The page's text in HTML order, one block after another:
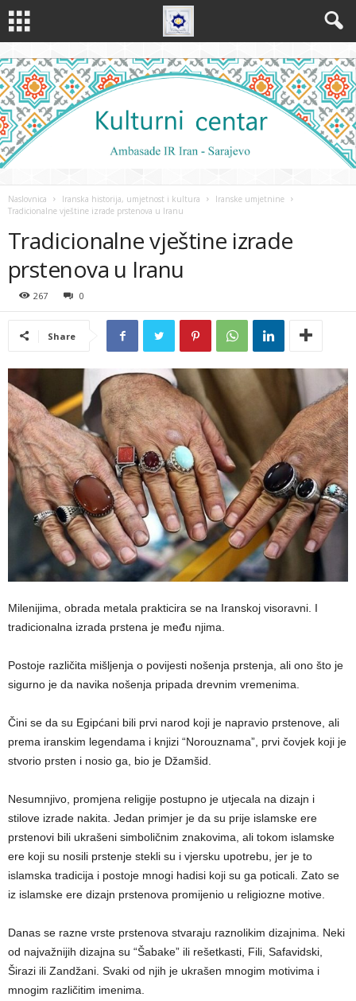
Naslovnica Iranska historija, umjetnost i kultura
Iranske umjetnine
Tradicionalne vještine izrade prstenova u Iranu
Tradicionalne vještine izrade
prstenova u Iranu
267 0
Share
Milenijima, obrada metala prakticira se na Iranskoj visoravni. I
tradicionalna izrada prstena je među njima.
Postoje različita mišljenja o povijesti nošenja prstenja, ali ono što je
sigurno je da navika nošenja pripada drevnim vremenima.
Čini se da su Egipćani bili prvi narod koji je napravio prstenove, ali
prema iranskim legendama i knjizi “Norouznama”, prvi čovjek koji je
stvorio prsten i nosio ga, bio je Džamšid.
Nesumnjivo, promjena religije postupno je utjecala na dizajn i
stilove izrade nakita. Jedan primjer je da su prije islamske ere
prstenovi bili ukrašeni simboličnim znakovima, ali tokom islamske
ere koji su nosili prstenje stekli su i vjersku upotrebu, jer je to
islamska tradicija i postoje mnogi hadisi koji su ga poticali. Zato se
iz islamske ere dizajn prstenova promijenio u religiozne motive.
Danas se razne vrste prstenova stvaraju raznolikim dizajnima. Neki
od najvažnijih dizajna su “Šabake” ili rešetkasti, Fili, Safavidski,
Širazi ili Zandžani. Svaki od njih je ukrašen mnogim motivima i
mnogim različitim imenima.